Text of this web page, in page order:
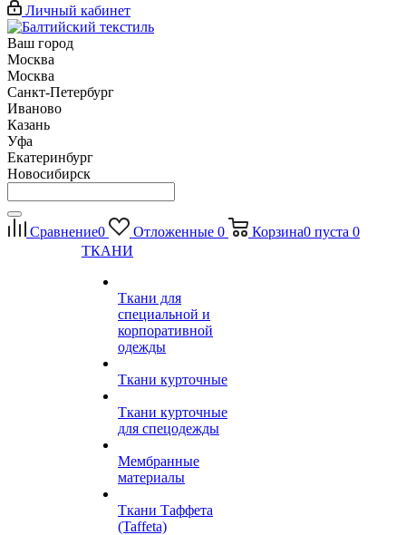
Личный кабинет
Ваш город
Москва
Москва
Санкт-Петербург
Иваново
Казань
Уфа
Екатеринбург
Новосибирск
Сравнение0 Отложенные 0 Корзина0 пуста 0
ТКАНИ
Ткани для
специальной и
корпоративной
одежды
Ткани курточные
Ткани курточные
для спецодежды
Мембранные
материалы
Ткани Таффета
(Taffeta)